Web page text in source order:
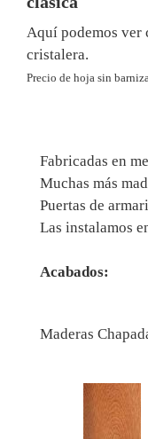
Aquí podemos ver
cristalera.
Precio de hoja sin
Fabricadas en
Muchas más
Puertas de
Las instalamos
Acabados:
Maderas